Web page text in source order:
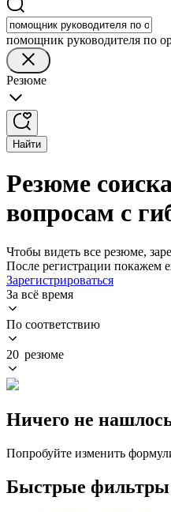
помощник руководителя по
Резюме
Найти
Резюме
вопросам с
Чтобы видеть все резюме,
После регистрации покажем
Зарегистрироваться
За всё время
По соответствию
20 резюме
Ничего не
Попробуйте изменить
Быстрые фильтры